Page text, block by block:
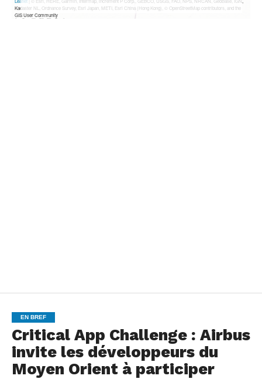
EN BREF
Critical App Challenge : Airbus
invite les développeurs du
Moyen Orient à participer